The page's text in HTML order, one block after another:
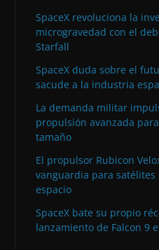
SpaceX revoluciona la
microgravedad con el
Starfall
SpaceX duda sobre el
sacude a la industria
La demanda militar
propulsión avanzada
tamaño
El propulsor Rubicon
vanguardia para
espacio
SpaceX bate su propio
lanzamiento de Falcon 9